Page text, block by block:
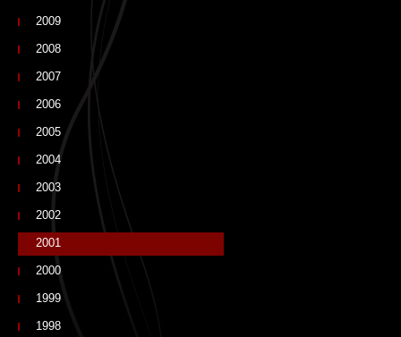
2009
2008
2007
2006
2005
2004
2003
2002
2001
2000
1999
1998